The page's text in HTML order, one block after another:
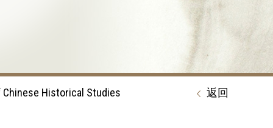
Historical Studies 返回